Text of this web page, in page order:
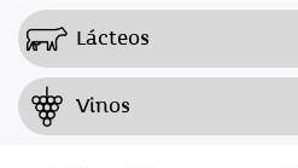
Lácteos
Vinos